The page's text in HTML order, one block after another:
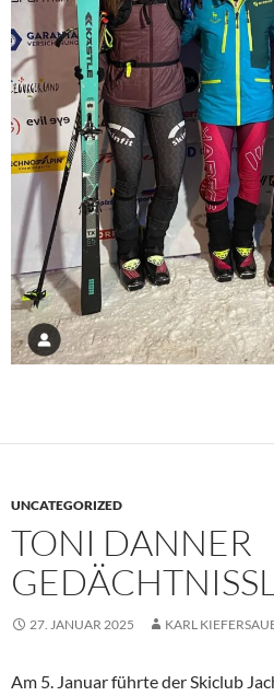
UNCATEGORIZED
TONI DANNER
27. JANUAR 2025 KARL
Am 5. Januar führte der Skiclub